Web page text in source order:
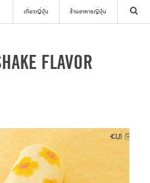
เที่ยวญี่ปุ่น ร้านอาหารญี่ปุ่น
ค้นหา
FLAVOR